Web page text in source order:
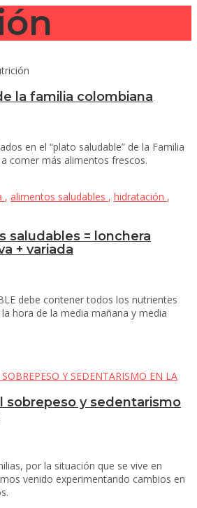
la familia colombiana
en el “plato saludable” de la Familia
comer más alimentos frescos.
, alimentos saludables , hidratación ,
saludables = lonchera
+ variada
debe contener todos los nutrientes
hora de la media mañana y media
sobrepeso y sedentarismo
por la situación que se vive en
venido experimentando cambios en